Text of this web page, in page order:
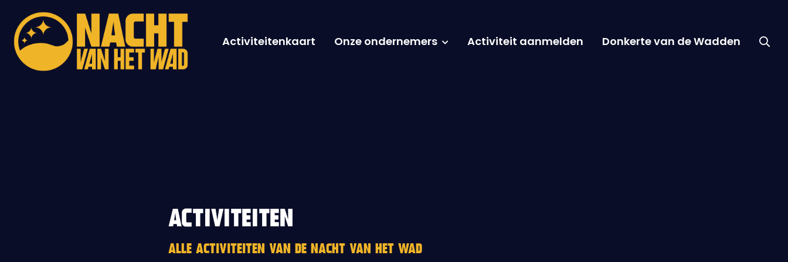
Activiteitenkaart Onze ondernemers Activiteit aanmelden Donkerte van de Wadden
ACTIVITEITEN
ALLE ACTIVITEITEN VAN DE NACHT VAN HET WAD